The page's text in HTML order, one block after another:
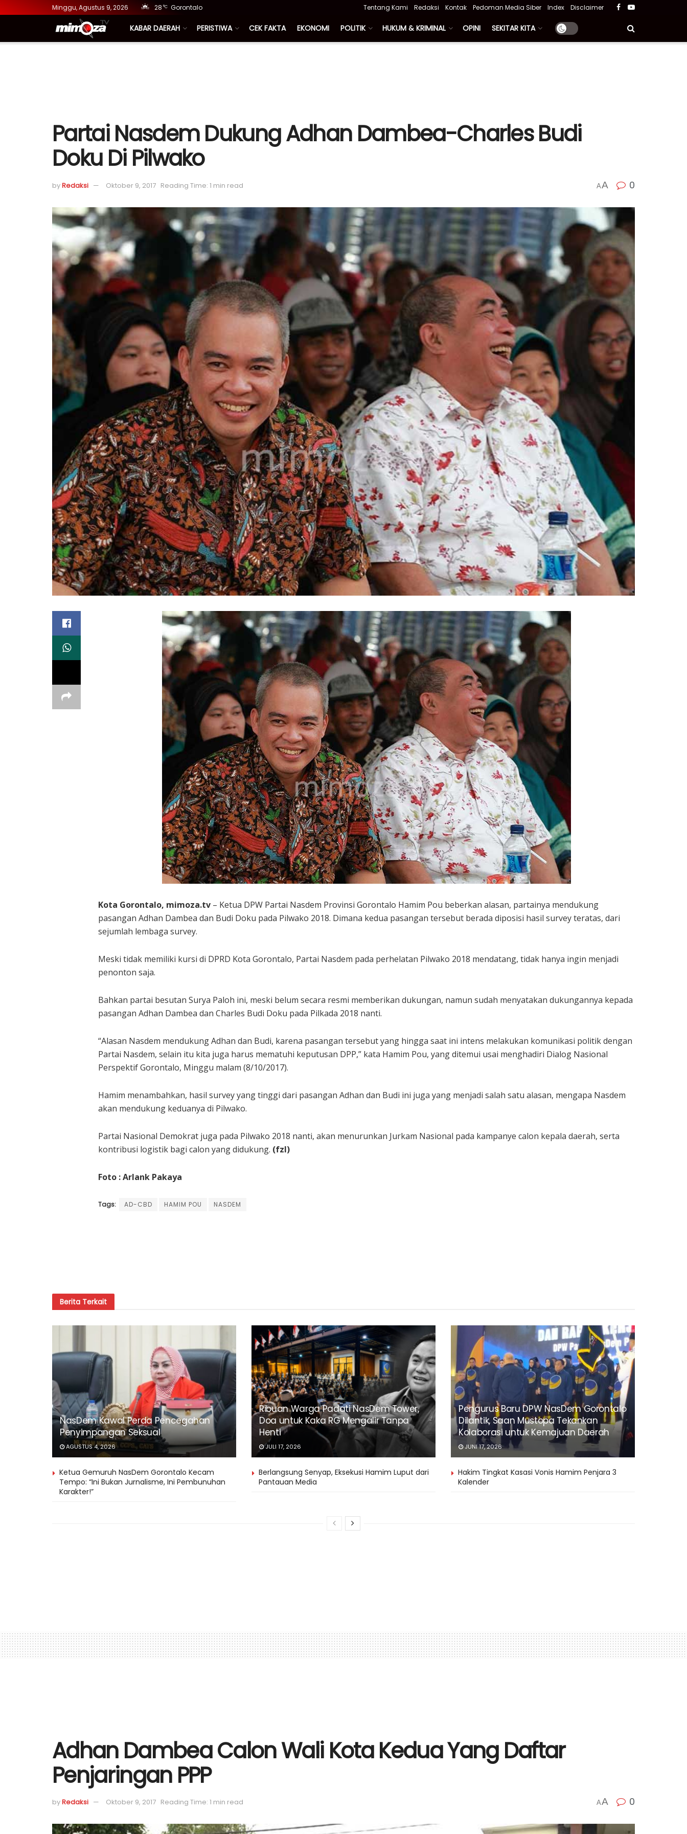
Minggu, Agustus 9, 2026 28 °C Gorontalo Tentang Kami Redaksi Kontak Pedoman Media Siber Index Disclaimer
KABAR DAERAH PERISTIWA CEK FAKTA EKONOMI POLITIK HUKUM & KRIMINAL OPINI SEKITAR KITA
Partai Nasdem Dukung Adhan Dambea-Charles Budi
Doku Di Pilwako
byRedaksi Oktober 9, 2017 Reading Time: 1 min read AA 0
Kota Gorontalo, mimoza.tv – Ketua DPW Partai Nasdem Provinsi Gorontalo Hamim Pou beberkan alasan, partainya mendukung
pasangan Adhan Dambea dan Budi Doku pada Pilwako 2018. Dimana kedua pasangan tersebut berada diposisi hasil survey teratas, dari
sejumlah lembaga survey.
Meski tidak memiliki kursi di DPRD Kota Gorontalo, Partai Nasdem pada perhelatan Pilwako 2018 mendatang, tidak hanya ingin menjadi
penonton saja.
Bahkan partai besutan Surya Paloh ini, meski belum secara resmi memberikan dukungan, namun sudah menyatakan dukungannya kepada
pasangan Adhan Dambea dan Charles Budi Doku pada Pilkada 2018 nanti.
“Alasan Nasdem mendukung Adhan dan Budi, karena pasangan tersebut yang hingga saat ini intens melakukan komunikasi politik dengan
Partai Nasdem, selain itu kita juga harus mematuhi keputusan DPP,” kata Hamim Pou, yang ditemui usai menghadiri Dialog Nasional
Perspektif Gorontalo, Minggu malam (8/10/2017).
Hamim menambahkan, hasil survey yang tinggi dari pasangan Adhan dan Budi ini juga yang menjadi salah satu alasan, mengapa Nasdem
akan mendukung keduanya di Pilwako.
Partai Nasional Demokrat juga pada Pilwako 2018 nanti, akan menurunkan Jurkam Nasional pada kampanye calon kepala daerah, serta
kontribusi logistik bagi calon yang didukung. (fzl)
Foto : Arlank Pakaya
Tags: AD-CBD HAMIM POU NASDEM
Berita Terkait
NasDem Kawal Perda Pencegahan
Penyimpangan Seksual
AGUSTUS 4, 2026
Ribuan Warga Padati NasDem Tower,
Doa untuk Kaka RG Mengalir Tanpa
Henti
JULI 17, 2026
Pengurus Baru DPW NasDem Gorontalo
Dilantik, Saan Mustopa Tekankan
Kolaborasi untuk Kemajuan Daerah
JUNI 17, 2026
Ketua Gemuruh NasDem Gorontalo Kecam
Tempo: “Ini Bukan Jurnalisme, Ini Pembunuhan
Karakter!”
Berlangsung Senyap, Eksekusi Hamim Luput dari
Pantauan Media
Hakim Tingkat Kasasi Vonis Hamim Penjara 3
Kalender
Adhan Dambea Calon Wali Kota Kedua Yang Daftar
Penjaringan PPP
byRedaksi Oktober 9, 2017 Reading Time: 1 min read AA 0